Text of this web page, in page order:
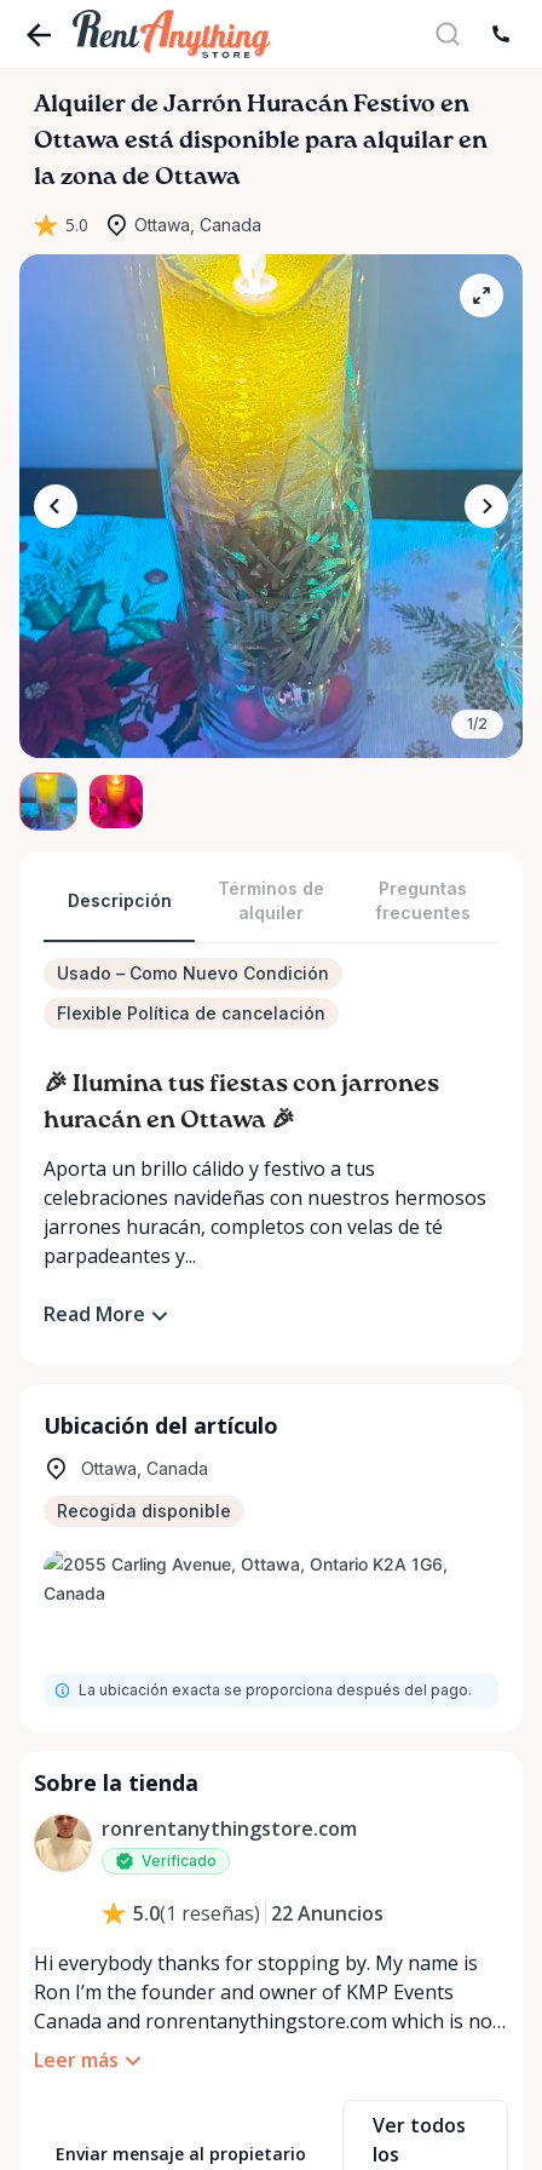
Alquiler de Jarrón Huracán Festivo en
Ottawa está disponible para alquilar en
la zona de Ottawa
5.0 Ottawa, Canada
1/2
Descripción
Términos de
alquiler
Preguntas
frecuentes
Usado – Como Nuevo Condición
Flexible Política de cancelación
🎉 Ilumina tus fiestas con jarrones
huracán en Ottawa 🎉
Aporta un brillo cálido y festivo a tus
celebraciones navideñas con nuestros hermosos
jarrones huracán, completos con velas de té
parpadeantes y...
Read More
Ubicación del artículo
Ottawa, Canada
Recogida disponible
La ubicación exacta se proporciona después del pago.
Sobre la tienda
ronrentanythingstore.com
Verificado
5.0(1 reseñas) 22Anuncios
Hi everybody thanks for stopping by. My name is
Ron I’m the founder and owner of KMP Events
Canada and ronrentanythingstore.com which is now
part of the KMP Entertainment Group and KMP
years experience in the event industry, we provide a
Leer más
Enviar mensaje al propietario
Ver todos
los